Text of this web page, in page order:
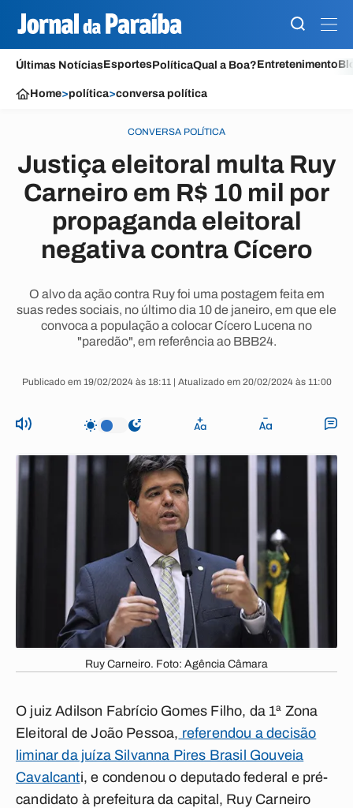
Últimas NotíciasEsportesPolíticaQual a Boa?Entretenimento
Home>política>conversa política
CONVERSA POLÍTICA
Justiça eleitoral multa Ruy
Carneiro em R$ 10 mil por
propaganda eleitoral
negativa contra Cícero
O alvo da ação contra Ruy foi uma postagem feita em
suas redes sociais, no último dia 10 de janeiro, em que ele
convoca a população a colocar Cícero Lucena no
"paredão", em referência ao BBB24.
Publicado em 19/02/2024 às 18:11 | Atualizado em 20/02/2024 às 11:00
Ruy Carneiro. Foto: Agência Câmara
O juiz Adilson Fabrício Gomes Filho, da 1ª Zona
Eleitoral de João Pessoa, referendou a decisão
liminar da juíza Silvanna Pires Brasil Gouveia
Cavalcanti, e condenou o deputado federal e pré-
candidato à prefeitura da capital, Ruy Carneiro